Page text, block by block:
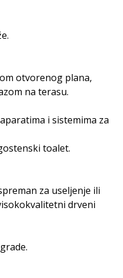
otvorenog plana,
na terasu.
i sistemima za
toalet.
za useljenje ili
drveni